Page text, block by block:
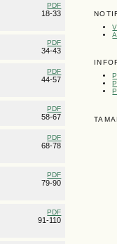
PDF
18-33
PDF
34-43
PDF
44-57
PDF
58-67
PDF
68-78
PDF
79-90
PDF
91-110